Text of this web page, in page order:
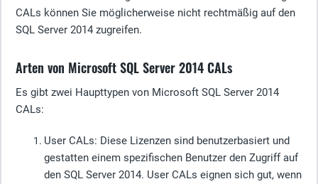
CALs können Sie möglicherweise nicht rechtmäßig auf den
SQL Server 2014 zugreifen.
Arten von Microsoft SQL Server 2014 CALs
Es gibt zwei Haupttypen von Microsoft SQL Server 2014
CALs:
User CALs: Diese Lizenzen sind benutzerbasiert und
gestatten einem spezifischen Benutzer den Zugriff auf
den SQL Server 2014. User CALs eignen sich gut, wenn